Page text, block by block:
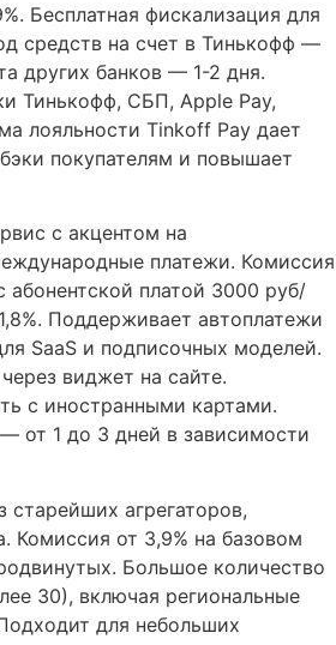
Бесплатная фискализация для
средств на счет в Тинькофф —
других банков — 1-2 дня.
Тинькофф, СБП, Apple Pay,
лояльности Tinkoff Pay дает
покупателям и повышает
с акцентом на
платежи. Комиссия
абонентской платой 3000 руб/
Поддерживает автоплатежи
SaaS и подписочных моделей.
виджет на сайте.
с иностранными картами.
от 1 до 3 дней в зависимости
агрегаторов,
Комиссия от 3,9% на базовом
Большое количество
30), включая региональные
для небольших